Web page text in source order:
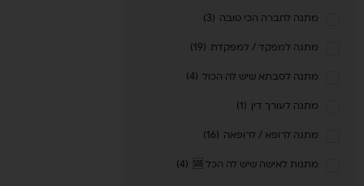
מתנה לחברה הכי טובה (
3
)
מתנה למפקד / למפקדת (
19
)
מתנה לסבתא שיש לה הכול (
4
)
מתנה לעורך דין (
1
)
מתנה לרופא / לרופאה (
16
)
מתנות לאישה שיש לה הכל 🆘 (
4
)